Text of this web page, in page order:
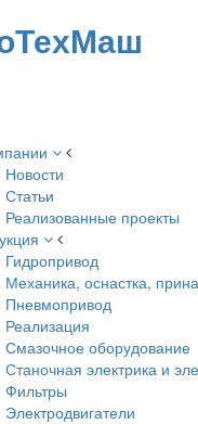
Новости
Статьи
Реализованные проекты
Гидропривод
Механика, оснастка,
Пневмопривод
Реализация
Смазочное оборудование
Станочная электрика и
Фильтры
Электродвигатели